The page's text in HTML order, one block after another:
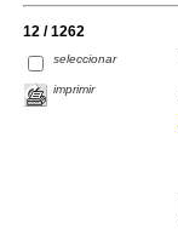
12 / 1262
seleccionar
imprimir